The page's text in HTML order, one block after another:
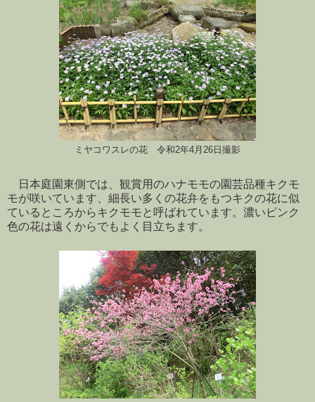
ミヤコワスレの花 令和2年4月26日撮影
日本庭園東側では、観賞用のハナモモの園芸品種キクモ
モが咲いています、細長い多くの花弁をもつキクの花に似
ているところからキクモモと呼ばれています。濃いピンク
色の花は遠くからでもよく目立ちます。